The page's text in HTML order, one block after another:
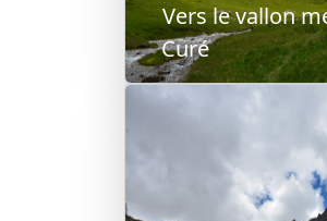
Vers le vallon
Curé